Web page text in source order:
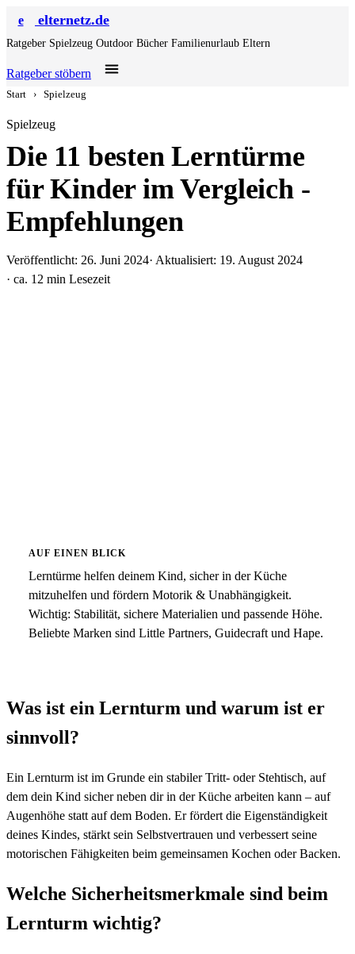
e elternetz.de
Ratgeber Spielzeug Outdoor Bücher Familienurlaub Eltern
Ratgeber stöbern
Start › Spielzeug
Spielzeug
Die 11 besten Lerntürme
für Kinder im Vergleich -
Empfehlungen
Veröffentlicht: 26. Juni 2024· Aktualisiert: 19. August 2024
· ca. 12 min Lesezeit
AUF EINEN BLICK
Lerntürme helfen deinem Kind, sicher in der Küche
mitzuhelfen und fördern Motorik & Unabhängigkeit.
Wichtig: Stabilität, sichere Materialien und passende Höhe.
Beliebte Marken sind Little Partners, Guidecraft und Hape.
Was ist ein Lernturm und warum ist er
sinnvoll?
Ein Lernturm ist im Grunde ein stabiler Tritt- oder Stehtisch, auf
dem dein Kind sicher neben dir in der Küche arbeiten kann – auf
Augenhöhe statt auf dem Boden. Er fördert die Eigenständigkeit
deines Kindes, stärkt sein Selbstvertrauen und verbessert seine
motorischen Fähigkeiten beim gemeinsamen Kochen oder Backen.
Welche Sicherheitsmerkmale sind beim
Lernturm wichtig?